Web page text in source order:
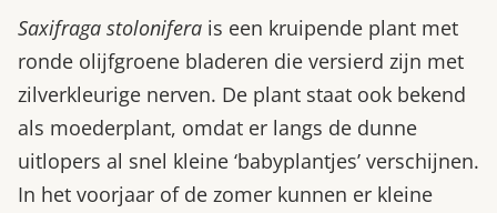
Saxifraga stolonifera is een kruipende plant met
ronde olijfgroene bladeren die versierd zijn met
zilverkleurige nerven. De plant staat ook bekend
als moederplant, omdat er langs de dunne
uitlopers al snel kleine ‘babyplantjes’ verschijnen.
In het voorjaar of de zomer kunnen er kleine